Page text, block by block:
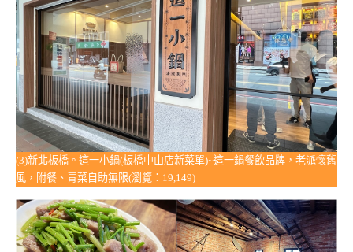
(3)新北板橋。這一小鍋(板橋中山店新菜單)~這一鍋餐飲品牌，老派懷舊
風，附餐、青菜自助無限(瀏覽：19,149)